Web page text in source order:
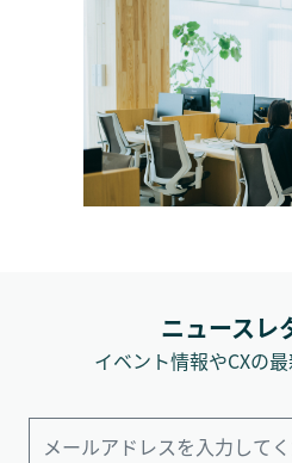
ニュースレ
イベント情報やCXの